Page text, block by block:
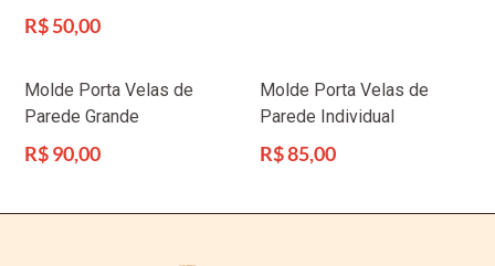
Preço
R$ 50,00
Molde Porta Velas de
Parede Grande
Preço
R$ 90,00
Molde Porta Velas de
Parede Individual
Preço
R$ 85,00